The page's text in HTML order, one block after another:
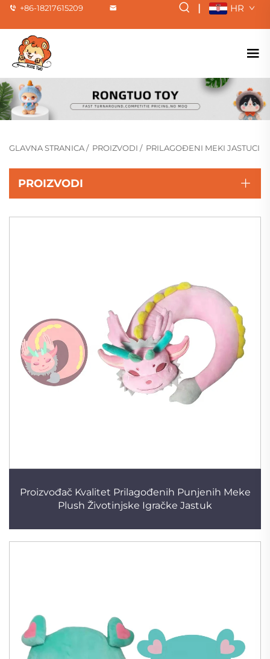
+86-18217615209 | HR
GLAVNA STRANICA/ PROIZVODI / PRILAGOĐENI MEKI JASTUCI
PROIZVODI
Proizvođač Kvalitet Prilagođenih Punjenih Meke
Plush Životinjske Igračke Jastuk